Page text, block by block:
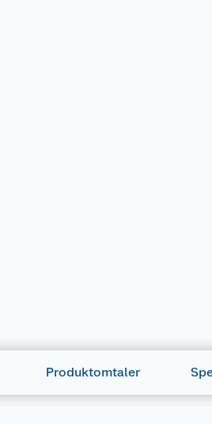
Produktomtaler